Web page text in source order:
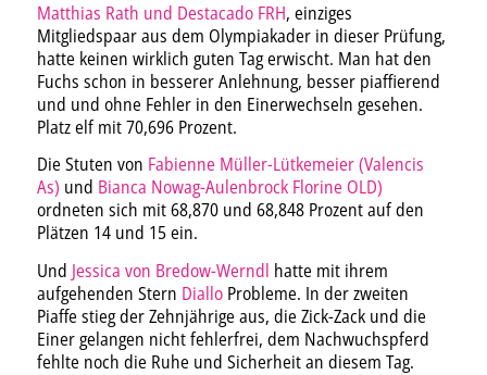
Matthias Rath und Destacado FRH, einziges
Mitgliedspaar aus dem Olympiakader in dieser Prüfung,
hatte keinen wirklich guten Tag erwischt. Man hat den
Fuchs schon in besserer Anlehnung, besser piaffierend
und und ohne Fehler in den Einerwechseln gesehen.
Platz elf mit 70,696 Prozent.
Die Stuten von Fabienne Müller-Lütkemeier (Valencis
As) und Bianca Nowag-Aulenbrock Florine OLD)
ordneten sich mit 68,870 und 68,848 Prozent auf den
Plätzen 14 und 15 ein.
Und Jessica von Bredow-Werndl hatte mit ihrem
aufgehenden Stern DialloProbleme. In der zweiten
Piaffe stieg der Zehnjährige aus, die Zick-Zack und die
Einer gelangen nicht fehlerfrei, dem Nachwuchspferd
fehlte noch die Ruhe und Sicherheit an diesem Tag.